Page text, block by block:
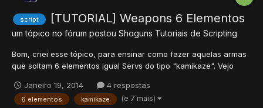
script [TUTORIAL] Weapons 6 Elementos
um tópico no fórum postou Shoguns Tutoriais de Scripting
Bom, criei esse tópico, para ensinar como fazer aquelas armas
que soltam 6 elementos igual Servs do tipo "kamikaze". Vejo
Janeiro 19, 2014
4 respostas
6 elementos kamikaze (e 7 mais)